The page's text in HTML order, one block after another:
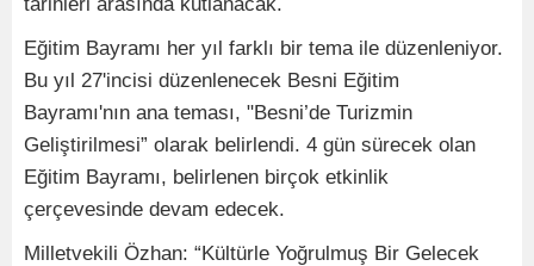
Eğitim Bayramı her yıl farklı bir tema ile düzenleniyor.
Bu yıl 27'incisi düzenlenecek Besni Eğitim
Bayramı'nın ana teması, "Besni’de Turizmin
Geliştirilmesi” olarak belirlendi. 4 gün sürecek olan
Eğitim Bayramı, belirlenen birçok etkinlik
çerçevesinde devam edecek.
Milletvekili Özhan: “Kültürle Yoğrulmuş Bir Gelecek